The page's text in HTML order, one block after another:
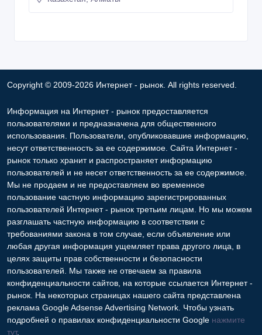
Copyright © 2009-2026 Интернет - рынок. All rights reserved.
Информация на Интернет - рынок предоставляется
пользователями и предназначена для общественного
использования. Пользователи, опубликовавшие информацию,
несут ответственность за ее содержимое. Сайта Интернет -
рынок только хранит и распространяет информацию
пользователей и не несет ответственность за ее содержимое.
Мы не продаем и не предоставляем во временное
пользование частную информацию зарегистрированных
пользователей Интернет - рынок третьим лицам. Но мы можем
разглашать частную информацию в соответствии с
требованиями закона в том случае, если объявление или
любая другая информация ущемляет права другого лица, в
целях защиты прав собственности и безопасности
пользователей. Мы также не отвечаем за правила
конфиденциальности сайтов, на которые ссылается Интернет -
рынок. На некоторых страницах нашего сайта представлена
реклама Google Adsense Advertising Network. Чтобы узнать
подробней о правилах конфиденциальности Google нажмите
тут.